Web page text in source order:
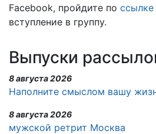
Выпуски
8 августа 2026
Наполните смыслом вашу
8 августа 2026
мужской ретрит Москва
Facebook, пройдите по ссылке
вступление в группу.